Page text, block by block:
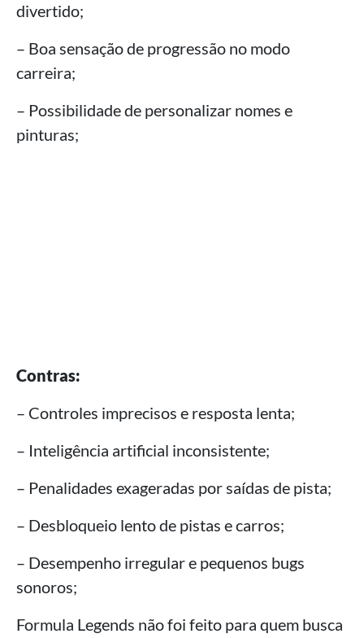
divertido;
– Boa sensação de progressão no modo
carreira;
– Possibilidade de personalizar nomes e
pinturas;
Contras:
– Controles imprecisos e resposta lenta;
– Inteligência artificial inconsistente;
– Penalidades exageradas por saídas de pista;
– Desbloqueio lento de pistas e carros;
– Desempenho irregular e pequenos bugs
sonoros;
Formula Legends não foi feito para quem busca